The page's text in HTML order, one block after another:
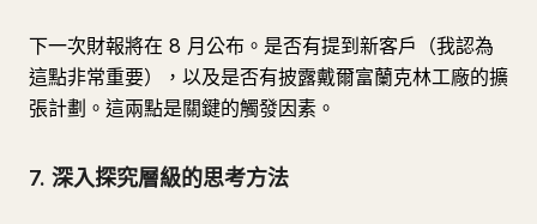
下一次財報將在 8 月公布。是否有提到新客戶（我認為
這點非常重要），以及是否有披露戴爾富蘭克林工廠的擴
張計劃。這兩點是關鍵的觸發因素。
7. 深入探究層級的思考方法